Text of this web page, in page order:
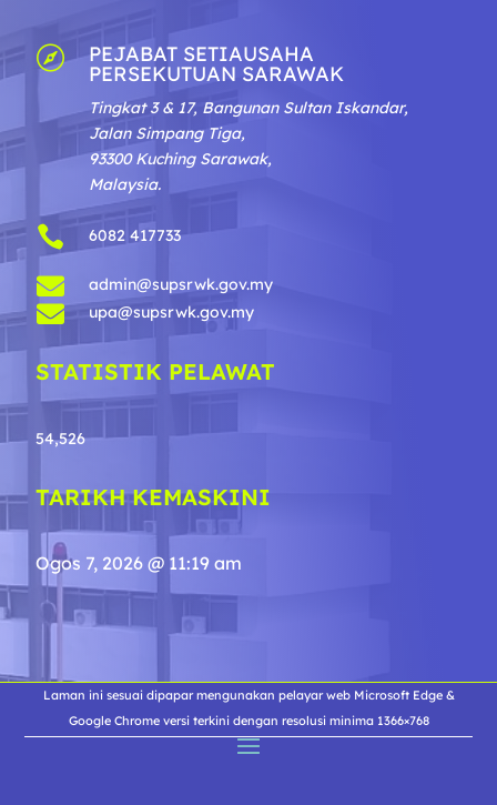
 PEJABAT SETIAUSAHA
PERSEKUTUAN SARAWAK
Tingkat 3 & 17, Bangunan Sultan Iskandar,
Jalan Simpang Tiga,
93300 Kuching Sarawak,
Malaysia.
 6082 417733
 admin@supsrwk.gov.my
 upa@supsrwk.gov.my
STATISTIK PELAWAT
54,526
TARIKH KEMASKINI
Ogos 7, 2026 @ 11:19 am
Laman ini sesuai dipapar mengunakan pelayar web Microsoft Edge &
Google Chrome versi terkini dengan resolusi minima 1366×768